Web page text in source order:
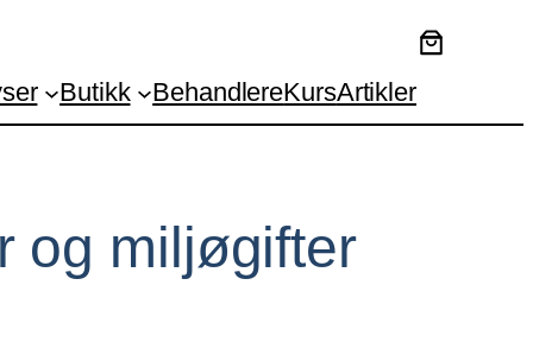
Butikk BehandlereKursArtikler
og miljøgifter